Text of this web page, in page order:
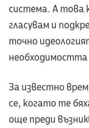
система. А това
гласувам и
точно
За известно
се, когато те
още преди